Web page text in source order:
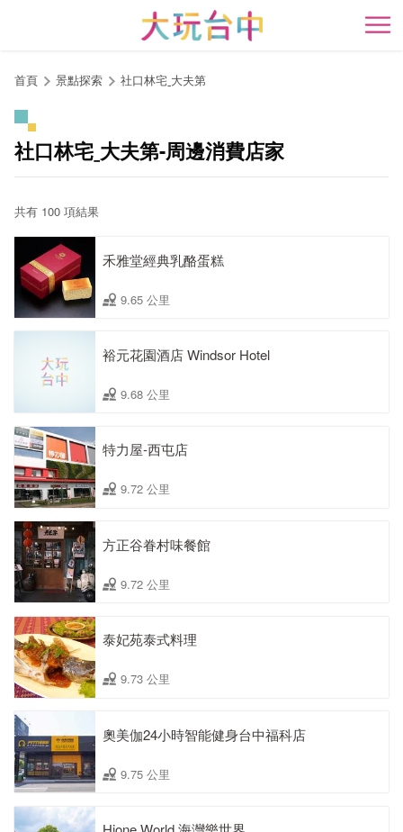
開
首頁 景點探索 社口林宅ˍ大夫第
社口林宅ˍ大夫第-周邊消費店家
共有 100 項結果
禾雅堂經典乳酪蛋糕
9.65 公里
裕元花園酒店 Windsor Hotel
9.68 公里
特力屋-西屯店
9.72 公里
方正谷眷村味餐館
9.72 公里
泰妃苑泰式料理
9.73 公里
奧美伽24小時智能健身台中福科店
9.75 公里